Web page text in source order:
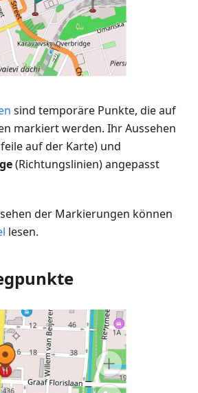
sind temporäre Punkte, die auf
markiert werden. Ihr Aussehen
auf der Karte) und
(Richtungslinien) angepasst
der Markierungen können
lesen.